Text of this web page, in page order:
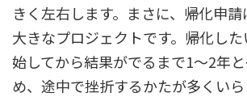
きく左右します。まさに、帰化申
大きなプロジェクトです。帰化し
始してから結果がでるまで1〜2年
め、途中で挫折するかたが多くいら